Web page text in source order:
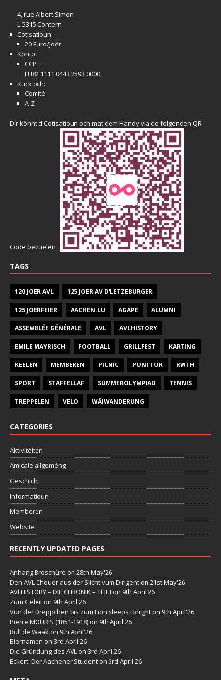
4, rue Albert Simon
L-5315 Contern
Cotisatioun:
20 Euro/Joër
Konto:
CCPL:
LU82 1111 0443 2593 0000
Kuck och:
Comité
A-Z
Dir könnt d'Cotisatioun och mat dem Handy via de folgenden QR-
Code bezuelen :
TAGS
120 JOER AVL 125 JOER AV D'LETZEBURGER
125 JOERFEIER AACHEN.LU AGAPE ALUMNI
ASSEMBLÉE GÉNÉRALE AVL AVLHISTORY
EMILE MAYRISCH FOOTBALL GRILLFEST KARTING
KEELEN MEMBEREN PICNIC PONTTOR RWTH
SPORT STAFFELLAF SUMMEROLYMPIAD TENNIS
TREPPELEN VELO WÄIWANDERUNG
CATEGORIES
Aktivitéiten
Amicale allgeméng
Geschicht
Informatioun
Memberen
Website
RECENTLY UPDATED PAGES
Anhang Broschüre on 28th May'26
Den AVL Chouer aus der Siicht vum Dirigent on 21st May'26
AVLHISTORY – DIE CHRONIK – TEIL I on 9th April'26
Zum Geleit on 9th April'26
Vun der Drëppchen bis zum Lion sleeps tonight on 9th April'26
Pierre MOURIS (1851-1918) on 9th April'26
Rull de Waak on 9th April'26
Biernamen on 3rd April'26
Die Gründung des AVL on 3rd April'26
Eckert: Der Aachener Student on 3rd April'26